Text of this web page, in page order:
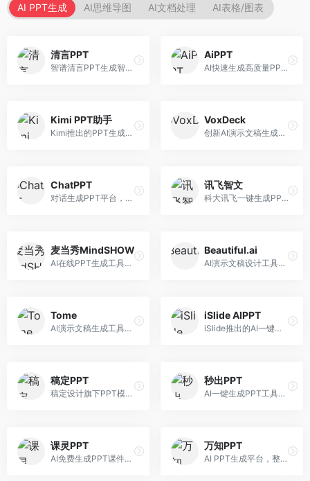
AI PPT生成 AI思维导图 AI文档处理 AI表格/图表
清言PPT
智谱清言PPT生成智能体，基于GLM大模型。面向智谱用户，支持对话生成PPT、内容优化等服务，与智谱生态深度整合。
AiPPT
AI快速生成高质量PPT平台，支持主题定制。面向职场人士和学生，提供一键生成、模板选择、内容优化等服务，PPT制作速度快，设计质量高。
Kimi PPT助手
Kimi推出的PPT生成智能体，整合长文本处理能力。面向职场人士和学生，支持文档解析、PPT生成、内容优化等服务，与Kimi生态深度整合。
VoxDeck
创新AI演示文稿生成工具，支持语音交互创作。面向职场人士，支持语音输入、PPT生成、内容优化等功能，语音创作体验便捷。
ChatPPT
对话生成PPT平台，支持自然语言交互创作。面向职场人士和教育工作者，通过对话方式完成PPT制作，交互体验友好，创作过程直观。
讯飞智文
科大讯飞一键生成PPT和Word工具，整合语音技术。面向职场人士，支持语音输入、文档生成、格式调整等功能，办公效率显著提升。
麦当秀MindSHOW
AI在线PPT生成工具，支持思维导图转PPT。面向职场人士，提供思维导图导入、PPT生成、模板选择等服务，思维导图转PPT效率高。
Beautiful.ai
AI演示文稿设计工具，专注于自动化设计排版。面向职场人士，提供智能排版、模板选择、设计优化等服务，设计美观度高。
Tome
AI演示文稿生成工具，专注于故事化演示创作。面向创业者和营销人员，提供故事叙述、视觉设计、内容生成等服务，演示文稿叙事性强。
iSlide AIPPT
iSlide推出的AI一键设计精美PPT工具。面向PPT设计用户，提供模板库、内容生成、设计优化等服务，与iSlide插件深度整合。
稿定PPT
稿定设计旗下PPT模板资源库，整合AI生成功能。面向设计师和职场人士，提供海量PPT模板、AI内容生成等服务，模板质量高。
秒出PPT
AI一键生成PPT工具，专注于快速演示文稿制作。面向职场人士，支持主题输入、内容生成、模板套用等功能，PPT生成速度快，适合紧急制作场景。
课灵PPT
AI免费生成PPT课件平台，专注于教育场景。面向教师和教育工作者，提供课件生成、教学设计、模板选择等服务，教育适配性强。
万知PPT
AI PPT生成平台，整合知识库与创作功能。面向职场人士，支持内容检索、PPT生成、设计优化等服务，知识整合能力强。